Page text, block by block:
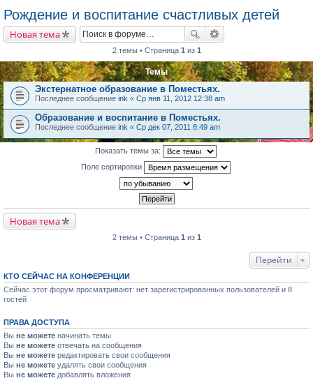
Рождение и воспитание счастливых детей
Новая тема
2 темы • Страница 1 из 1
Темы
Экстернатное образование в Поместьях.
Последнее сообщение ink « Ср янв 11, 2012 12:38 am
Образование и воспитание в Поместьях.
Последнее сообщение ink « Ср дек 07, 2011 8:49 am
Показать темы за:
Поле сортировки
Новая тема
2 темы • Страница 1 из 1
Перейти
КТО СЕЙЧАС НА КОНФЕРЕНЦИИ
Сейчас этот форум просматривают: нет зарегистрированных пользователей и 8
гостей
ПРАВА ДОСТУПА
Вы не можете начинать темы
Вы не можете отвечать на сообщения
Вы не можете редактировать свои сообщения
Вы не можете удалять свои сообщения
Вы не можете добавлять вложения